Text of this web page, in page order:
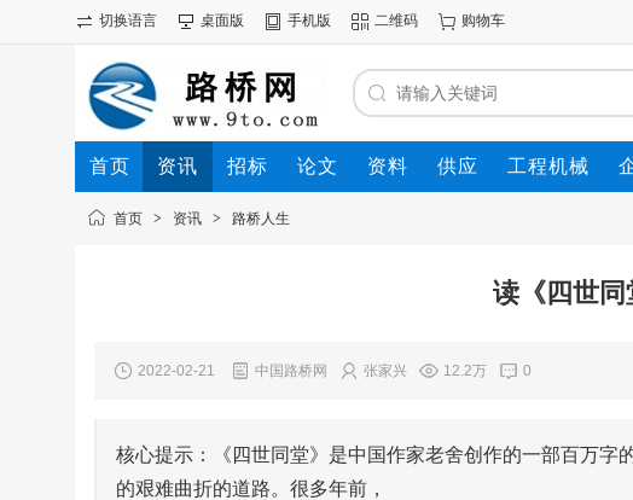
切换语言 桌面版 手机版 二维码 购物车
首页 资讯 招标 论文 资料 供应 工程机械
首页 > 资讯 > 路桥人生
读《四世
2022-02-21 中国路桥网 张家兴 12.2万 0
核心提示：《四世同堂》是中国作家老舍创作的一部百万
的艰难曲折的道路。很多年前，